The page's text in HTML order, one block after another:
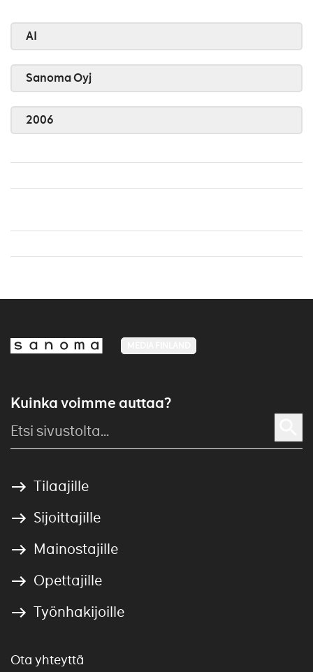
AI
Sanoma Oyj
2006
Kuinka voimme auttaa?
Tilaajille
Sijoittajille
Mainostajille
Opettajille
Työnhakijoille
Ota yhteyttä